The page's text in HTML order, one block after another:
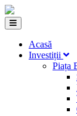
Acasă
Investiții
Piața